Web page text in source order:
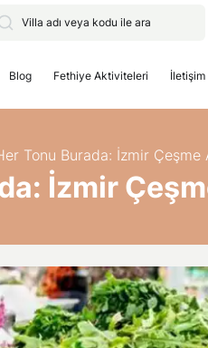
Blog Fethiye Aktiviteleri İletişim
Tonu Burada: İzmir Çeşme
İzmir